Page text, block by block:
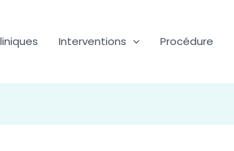
Interventions Procédure